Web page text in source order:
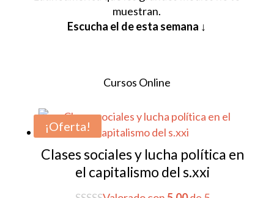
muestran.
Escucha el de esta semana ↓
Cursos Online
Clases sociales y lucha política en
el capitalismo del s.xxi
¡Oferta!